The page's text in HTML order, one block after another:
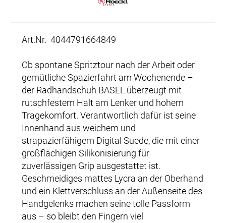
Art.Nr. 4044791664849
Ob spontane Spritztour nach der Arbeit oder
gemütliche Spazierfahrt am Wochenende –
der Radhandschuh BASEL überzeugt mit
rutschfestem Halt am Lenker und hohem
Tragekomfort. Verantwortlich dafür ist seine
Innenhand aus weichem und
strapazierfähigem Digital Suede, die mit einer
großflächigen Silikonisierung für
zuverlässigen Grip ausgestattet ist.
Geschmeidiges mattes Lycra an der Oberhand
und ein Klettverschluss an der Außenseite des
Handgelenks machen seine tolle Passform
aus – so bleibt den Fingern viel